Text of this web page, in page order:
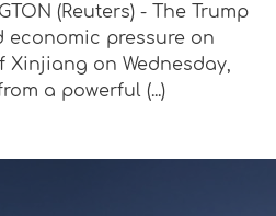
(Reuters) - The Trump
pressure on
Xinjiang on Wednesday,
a powerful (...)